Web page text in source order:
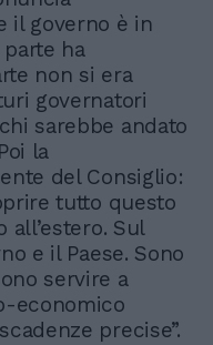
il governo è in
ha
non si era
governatori
sarebbe andato
la
del Consiglio:
tutto questo
all’estero. Sul
e il Paese. Sono
servire a
economico
precise”.